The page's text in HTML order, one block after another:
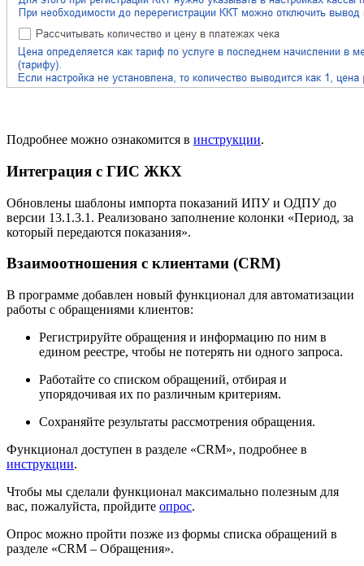
Подробнее можно ознакомится в инструкции.
Интеграция с ГИС ЖКХ
Обновлены шаблоны импорта показаний ИПУ и ОДПУ до
версии 13.1.3.1. Реализовано заполнение колонки «Период, за
который передаются показания».
Взаимоотношения с клиентами (CRM)
В программе добавлен новый функционал для автоматизации
работы с обращениями клиентов:
Регистрируйте обращения и информацию по ним в
едином реестре, чтобы не потерять ни одного запроса.
Работайте со списком обращений, отбирая и
упорядочивая их по различным критериям.
Сохраняйте результаты рассмотрения обращения.
Функционал доступен в разделе «CRM», подробнее в
инструкции.
Чтобы мы сделали функционал максимально полезным для
вас, пожалуйста, пройдите опрос.
Опрос можно пройти позже из формы списка обращений в
разделе «CRM – Обращения».